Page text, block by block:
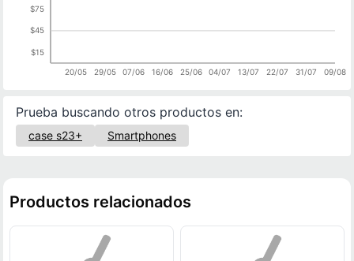
20/05 29/05 07/06 16/06 25/06 04/07 13/07 22/07 31/07 09/08
$15
$45
$75
Prueba buscando otros productos en:
case s23+ Smartphones
Productos relacionados